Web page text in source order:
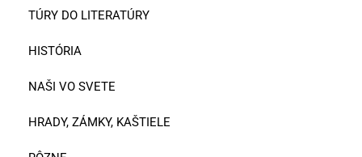
TÚRY DO LITERATÚRY
HISTÓRIA
NAŠI VO SVETE
HRADY, ZÁMKY, KAŠTIELE